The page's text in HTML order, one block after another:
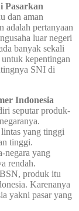
Pasarkan
dan aman
adalah pertanyaan
luar negeri
banyak sekali
kepentingan
SNI di
Indonesia
seputar produk-
yang tinggi
tinggi.
negara yang
rendah.
produk itu
Karenanya
yakni pasar yang